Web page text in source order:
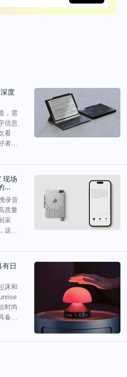
度
，需
信息
看
者，
场
...
录音
质量
采
这...
日
床和
时尚
备日